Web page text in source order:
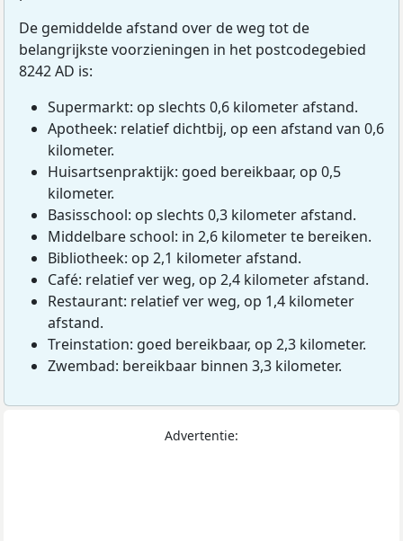
De gemiddelde afstand over de weg tot de
belangrijkste voorzieningen in het postcodegebied
8242 AD is:
Supermarkt: op slechts 0,6 kilometer afstand.
Apotheek: relatief dichtbij, op een afstand van 0,6
kilometer.
Huisartsenpraktijk: goed bereikbaar, op 0,5
kilometer.
Basisschool: op slechts 0,3 kilometer afstand.
Middelbare school: in 2,6 kilometer te bereiken.
Bibliotheek: op 2,1 kilometer afstand.
Café: relatief ver weg, op 2,4 kilometer afstand.
Restaurant: relatief ver weg, op 1,4 kilometer
afstand.
Treinstation: goed bereikbaar, op 2,3 kilometer.
Zwembad: bereikbaar binnen 3,3 kilometer.
Advertentie: